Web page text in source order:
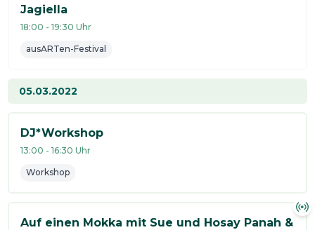
Jagiella
18:00 -19:30 Uhr
ausARTen-Festival
05.03.2022
DJ*Workshop
13:00 -16:30 Uhr
Workshop
Auf einen Mokka mit Sue und Hosay Panah &